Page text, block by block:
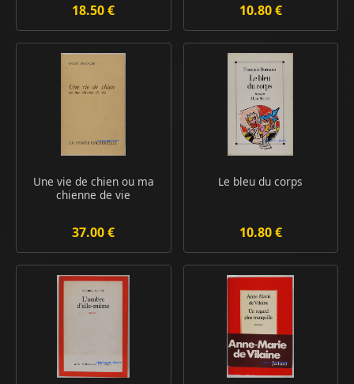
18.50 € 10.80 €
Une vie de chien ou ma
chienne de vie
37.00 €
Le bleu du corps
10.80 €